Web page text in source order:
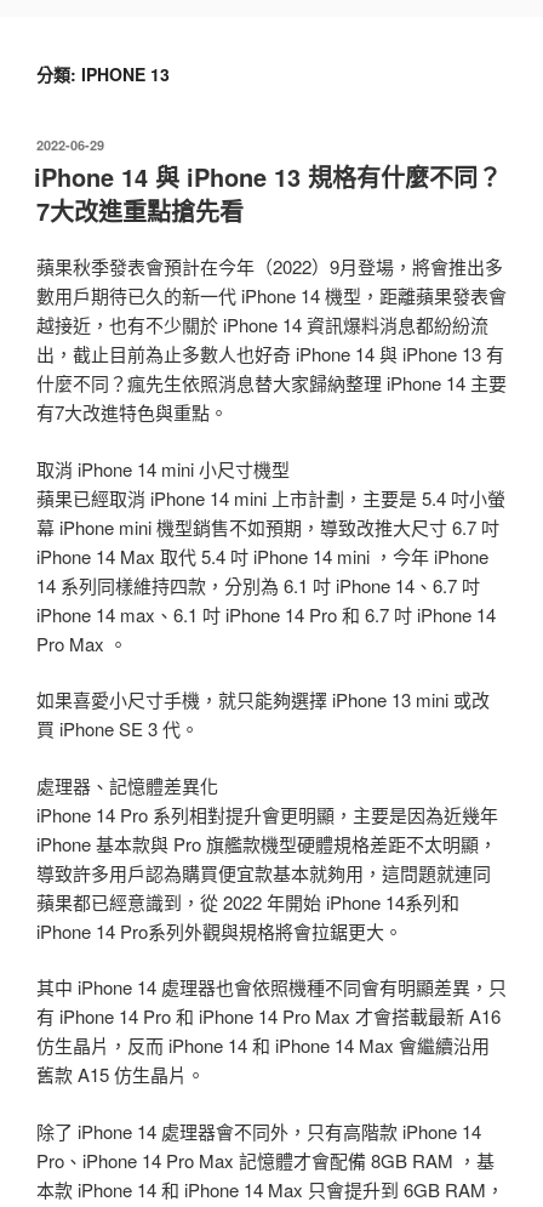
分類: IPHONE 13
發
佈
於
2022-06-29
iPhone 14 與 iPhone 13 規格有什麼不同？
7大改進重點搶先看
蘋果秋季發表會預計在今年（2022）9月登場，將會推出多
數用戶期待已久的新一代 iPhone 14 機型，距離蘋果發表會
越接近，也有不少關於 iPhone 14 資訊爆料消息都紛紛流
出，截止目前為止多數人也好奇 iPhone 14 與 iPhone 13 有
什麼不同？瘋先生依照消息替大家歸納整理 iPhone 14 主要
有7大改進特色與重點。
取消 iPhone 14 mini 小尺寸機型
蘋果已經取消 iPhone 14 mini 上市計劃，主要是 5.4 吋小螢
幕 iPhone mini 機型銷售不如預期，導致改推大尺寸 6.7 吋
iPhone 14 Max 取代 5.4 吋 iPhone 14 mini ，今年 iPhone
14 系列同樣維持四款，分別為 6.1 吋 iPhone 14、6.7 吋
iPhone 14 max、6.1 吋 iPhone 14 Pro 和 6.7 吋 iPhone 14
Pro Max 。
如果喜愛小尺寸手機，就只能夠選擇 iPhone 13 mini 或改
買 iPhone SE 3 代。
處理器、記憶體差異化
iPhone 14 Pro 系列相對提升會更明顯，主要是因為近幾年
iPhone 基本款與 Pro 旗艦款機型硬體規格差距不太明顯，
導致許多用戶認為購買便宜款基本就夠用，這問題就連同
蘋果都已經意識到，從 2022 年開始 iPhone 14系列和
iPhone 14 Pro系列外觀與規格將會拉鋸更大。
其中 iPhone 14 處理器也會依照機種不同會有明顯差異，只
有 iPhone 14 Pro 和 iPhone 14 Pro Max 才會搭載最新 A16
仿生晶片，反而 iPhone 14 和 iPhone 14 Max 會繼續沿用
舊款 A15 仿生晶片。
除了 iPhone 14 處理器會不同外，只有高階款 iPhone 14
Pro、iPhone 14 Pro Max 記憶體才會配備 8GB RAM ，基
本款 iPhone 14 和 iPhone 14 Max 只會提升到 6GB RAM，